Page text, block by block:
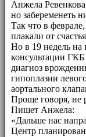
Анжела
но забеременеть
Так что в
плакали от
Но в 19 недель на
консультации
диагноз
гипоплазии
аортального
Проще говоря, не
Пишет Анжела:
«Дальше нас
Центр